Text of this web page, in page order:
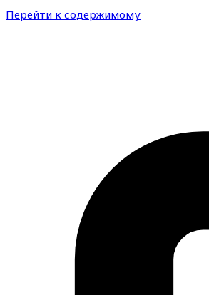
Перейти к содержимому